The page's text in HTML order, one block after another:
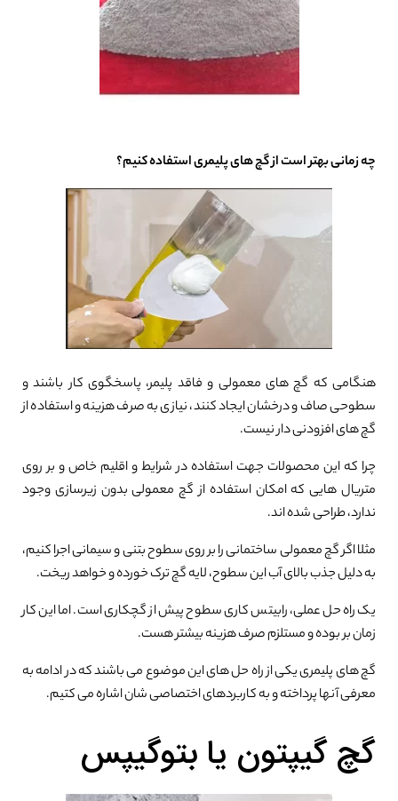
چه زمانی بهتر است از گچ های پلیمری استفاده کنیم؟
هنگامی که گچ های معمولی و فاقد پلیمر، پاسخگوی کار باشند و
سطوحی صاف و درخشان ایجاد کنند، نیازی به صرف هزینه و استفاده از
گچ های افزودنی دار نیست.
چرا که این محصولات جهت استفاده در شرایط و اقلیم خاص و بر روی
متریال هایی که امکان استفاده از گچ معمولی بدون زیرسازی وجود
ندارد، طراحی شده اند.
مثلا اگر گچ معمولی ساختمانی را بر روی سطوح بتنی و سیمانی اجرا کنیم،
به دلیل جذب بالای آب این سطوح، لایه گچ ترک خورده و خواهد ریخت.
یک راه حل عملی، رابیتس کاری سطوح پیش از گچکاری است. اما این کار
زمان بر بوده و مستلزم صرف هزینه بیشتر هست.
گچ های پلیمری یکی از راه حل های این موضوع می باشند که در ادامه به
معرفی آنها پرداخته و به کاربردهای اختصاصی شان اشاره می کتیم.
گچ گیپتون یا بتوگیپس